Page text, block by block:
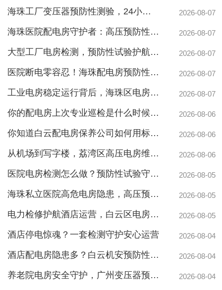
海珠工厂变压器预防性测验，24小时生产不断电的守护神 2026-08-07
海珠医院配电房守护者：高压预防性试验如何规避呼吸机停摆风险 2026-08-07
大型工厂电房检测，预防性试验护航24h连续生产 2026-08-07
医院断电零容忍！海珠配电房预防性检测如何守住生命线？ 2026-08-07
工业电房稳定运行背后，海珠区电房维护公司如何守护写字楼与工厂用电安全 2026-08-07
你的配电房上次专业巡检是什么时候？白云配电房巡检公司告诉你定期检测有多重要 2026-08-06
你知道白云配电房保养公司如何用标准化流程守护企业电力安全吗？ 2026-08-06
从机场到写字楼，荔湾区高压电房维保公司如何守护电力生命线 2026-08-06
医院电房检测怎么做？预防性试验守护生命线不停摆 2026-08-05
海珠私立医院高危电房隐患，高压预防性试验守护生命线 2026-08-05
电力检修护航酒店运营，白云区电房托管公司实力护航地标建筑 2026-08-05
酒店停电惊魂？一套检测守护安心运营 2026-08-04
酒店配电房隐患多？白云机安预防性检测全解析 2026-08-04
养老院电房安全守护，广州变压器预防性测验护航疏散通道 2026-08-04